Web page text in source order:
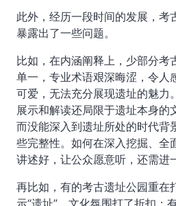
此外，经历一段时间的发展，考
暴露出了一些问题。
比如，在内涵阐释上，少部分考
单一，专业术语艰深晦涩，令人
可爱，无法充分展现遗址的魅力
展示和解读还局限于遗址本身的
而没能深入到遗址所处的时代背
些完整性。如何在深入挖掘、全
讲述好，让公众愿意听，还需进
再比如，有的考古遗址公园重在
示“遗址”，文化氛围打了折扣；